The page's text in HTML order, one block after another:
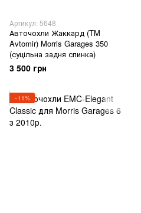
Артикул: 5648
Авточохли Жаккард (TM
Avtomir) Morris Garages 350
(суцільна задня спинка)
3 500 грн
−11%